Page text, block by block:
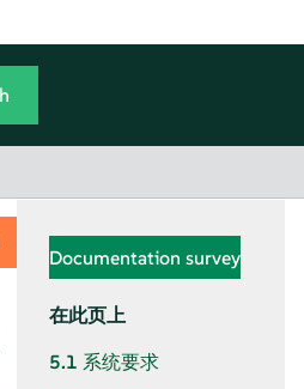
Documentation survey
在此页上
5.1 系统要求